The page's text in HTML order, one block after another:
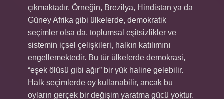
çıkmaktadır. Örneğin, Brezilya, Hindistan ya da
Güney Afrika gibi ülkelerde, demokratik
seçimler olsa da, toplumsal eşitsizlikler ve
sistemin içsel çelişkileri, halkın katılımını
engellemektedir. Bu tür ülkelerde demokrasi,
“eşek ölüsü gibi ağır” bir yük haline gelebilir.
Halk seçimlerde oy kullanabilir, ancak bu
oyların gerçek bir değişim yaratma gücü yoktur.